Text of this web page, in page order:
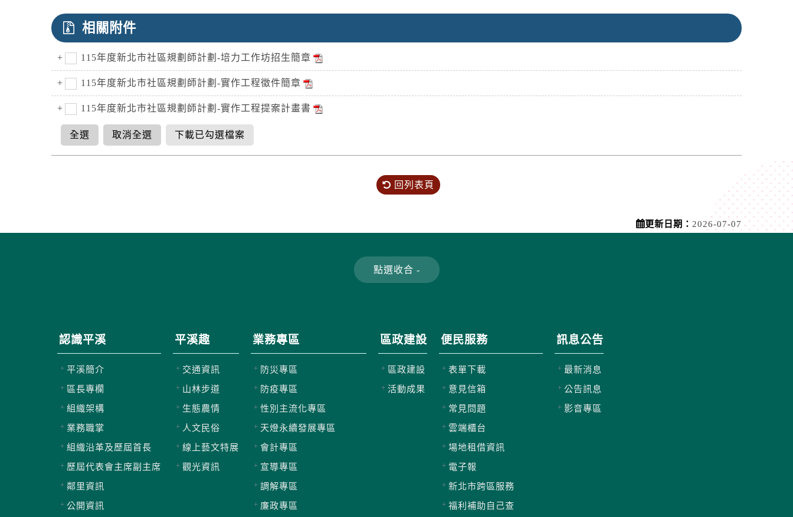
相關附件
115年度新北市社區規劃師計劃-培力工作坊招生簡章
115年度新北市社區規劃師計劃-實作工程徵件簡章
115年度新北市社區規劃師計劃-實作工程提案計畫書
全選 取消全選 下載已勾選檔案
回列表頁
更新日期： 2026-07-07
認識平溪
平溪簡介
區長專欄
組織架構
業務職掌
組織沿革及歷屆首長
歷屆代表會主席副主席
鄰里資訊
公開資訊
平溪趣
交通資訊
山林步道
生態農情
人文民俗
線上藝文特展
觀光資訊
業務專區
防災專區
防疫專區
性別主流化專區
天燈永續發展專區
會計專區
宣導專區
調解專區
廉政專區
區政建設
區政建設
活動成果
便民服務
表單下載
意見信箱
常見問題
雲端櫃台
場地租借資訊
電子報
新北市跨區服務
福利補助自己查
訊息公告
最新消息
公告訊息
影音專區